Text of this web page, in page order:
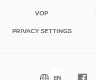
VOP
PRIVACY SETTINGS